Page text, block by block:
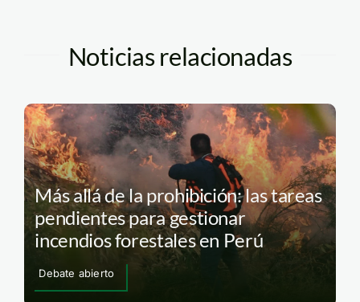
Noticias relacionadas
Más allá de la prohibición: las tareas
pendientes para gestionar
incendios forestales en Perú
Debate abierto